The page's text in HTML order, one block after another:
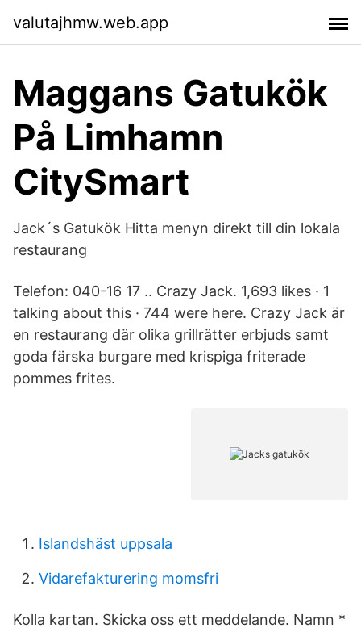
valutajhmw.web.app
Maggans Gatukök
På Limhamn
CitySmart
Jack´s Gatukök Hitta menyn direkt till din lokala
restaurang
Telefon: 040-16 17 .. Crazy Jack. 1,693 likes · 1
talking about this · 744 were here. Crazy Jack är
en restaurang där olika grillrätter erbjuds samt
goda färska burgare med krispiga friterade
pommes frites.
Islandshäst uppsala
Vidarefakturering momsfri
Kolla kartan. Skicka oss ett meddelande. Namn *